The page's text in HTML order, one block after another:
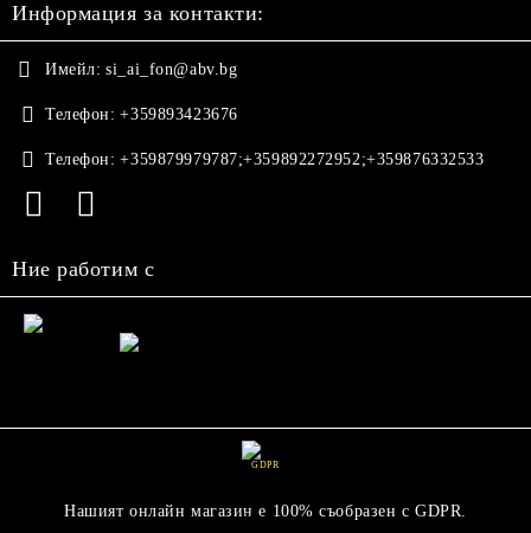
Информация за контакти:
Имейл: si_ai_fon@abv.bg
Телефон: +359893423676
Телефон: +359879979787;+359892272952;+359876332533
Ние работим с
GDPR
Нашият онлайн магазин е 100% съобразен с GDPR.